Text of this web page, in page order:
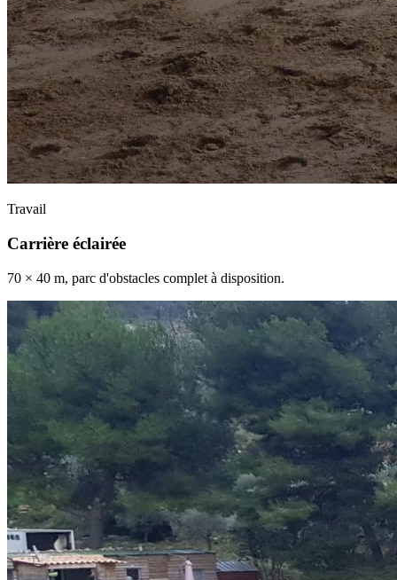
Travail
Carrière éclairée
70 × 40 m, parc d'obstacles complet à disposition.